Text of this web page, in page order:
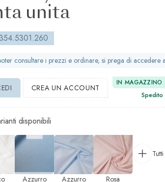
unita
consultare i prezzi e ordinare, si prega di accedere
CREA UN ACCOUNT
IN MAGAZZINO
Spedito
disponibili
Azzurro Azzurro Rosa